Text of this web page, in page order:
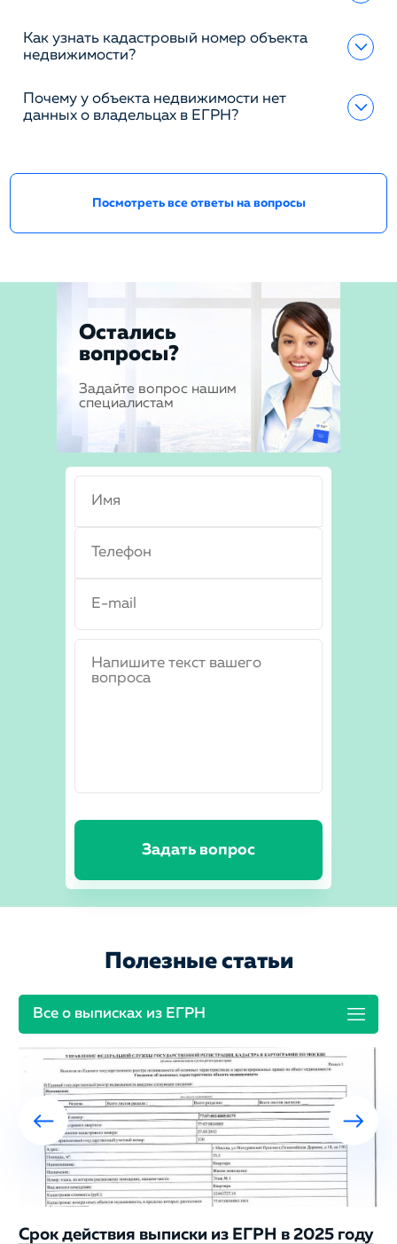
Как узнать кадастровый номер объекта
недвижимости?
Почему у объекта недвижимости нет
данных о владельцах в ЕГРН?
Посмотреть все ответы на вопросы
Остались
вопросы?
Задайте вопрос нашим
специалистам
Задать вопрос
Полезные статьи
Все о выписках из ЕГРН
Срок действия выписки из ЕГРН в 2025 году